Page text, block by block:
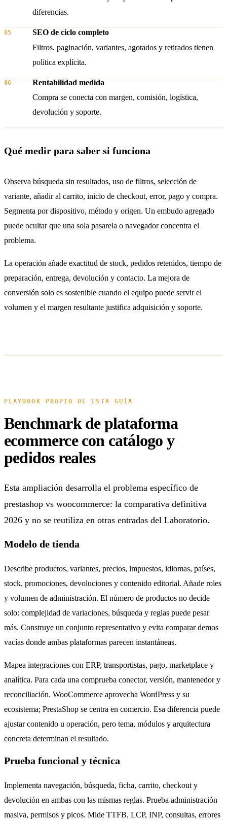
diferencias.
05
SEO de ciclo completo
Filtros, paginación, variantes, agotados y retirados tienen
política explícita.
06
Rentabilidad medida
Compra se conecta con margen, comisión, logística,
devolución y soporte.
Qué medir para saber si funciona
Observa búsqueda sin resultados, uso de filtros, selección de
variante, añadir al carrito, inicio de checkout, error, pago y compra.
Segmenta por dispositivo, método y origen. Un embudo agregado
puede ocultar que una sola pasarela o navegador concentra el
problema.
La operación añade exactitud de stock, pedidos retenidos, tiempo de
preparación, entrega, devolución y contacto. La mejora de
conversión solo es sostenible cuando el equipo puede servir el
volumen y el margen resultante justifica adquisición y soporte.
PLAYBOOK PROPIO DE ESTA GUÍA
Benchmark de plataforma
ecommerce con catálogo y
pedidos reales
Esta ampliación desarrolla el problema específico de
prestashop vs woocommerce: la comparativa definitiva
2026 y no se reutiliza en otras entradas del Laboratorio.
Modelo de tienda
Describe productos, variantes, precios, impuestos, idiomas, países,
stock, promociones, devoluciones y contenido editorial. Añade roles
y volumen de administración. El número de productos no decide
solo: complejidad de variaciones, búsqueda y reglas puede pesar
más. Construye un conjunto representativo y evita comparar demos
vacías donde ambas plataformas parecen instantáneas.
Mapea integraciones con ERP, transportistas, pago, marketplace y
analítica. Para cada una comprueba conector, versión, mantenedor y
reconciliación. WooCommerce aprovecha WordPress y su
ecosistema; PrestaShop se centra en comercio. Esa diferencia puede
ajustar contenido u operación, pero tema, módulos y arquitectura
concreta determinan el resultado.
Prueba funcional y técnica
Implementa navegación, búsqueda, ficha, carrito, checkout y
devolución en ambas con las mismas reglas. Prueba administración
masiva, permisos y picos. Mide TTFB, LCP, INP, consultas, errores